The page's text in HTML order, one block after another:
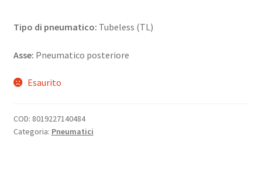
Tipo di pneumatico: Tubeless (TL)
Asse: Pneumatico posteriore
Esaurito
COD: 8019227140484
Categoria: Pneumatici